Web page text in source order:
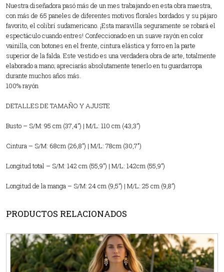
Nuestra diseñadora pasó más de un mes trabajando en esta obra maestra,
con más de 65 paneles de diferentes motivos florales bordados y su pájaro
favorito, el colibrí sudamericano. ¡Esta maravilla seguramente se robará el
espectáculo cuando entres! Confeccionado en un suave rayón en color
vainilla, con botones en el frente, cintura elástica y forro en la parte
superior de la falda. Este vestido es una verdadera obra de arte, totalmente
elaborado a mano; apreciarás absolutamente tenerlo en tu guardarropa
durante muchos años más.
100% rayón
DETALLES DE TAMAÑO Y AJUSTE
Busto – S/M: 95 cm (37,4”) | M/L: 110 cm (43,3”)
Cintura – S/M: 68cm (26,8”) | M/L: 78cm (30,7″)
Longitud total – S/M: 142 cm (55,9”) | M/L: 142cm (55,9”)
Longitud de la manga – S/M: 24 cm (9,5”) | M/L: 25 cm (9,8”)
PRODUCTOS RELACIONADOS